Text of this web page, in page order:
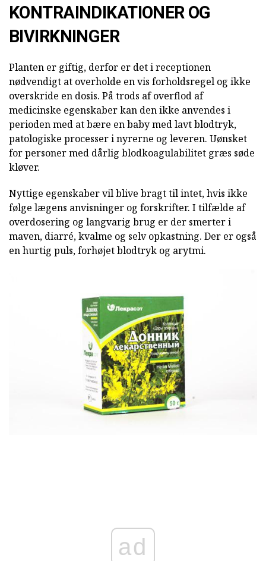
KONTRAINDIKATIONER OG
BIVIRKNINGER
Planten er giftig, derfor er det i receptionen
nødvendigt at overholde en vis forholdsregel og ikke
overskride en dosis. På trods af overflod af
medicinske egenskaber kan den ikke anvendes i
perioden med at bære en baby med lavt blodtryk,
patologiske processer i nyrerne og leveren. Uønsket
for personer med dårlig blodkoagulabilitet græs søde
kløver.
Nyttige egenskaber vil blive bragt til intet, hvis ikke
følge lægens anvisninger og forskrifter. I tilfælde af
overdosering og langvarig brug er der smerter i
maven, diarré, kvalme og selv opkastning. Der er også
en hurtig puls, forhøjet blodtryk og arytmi.
ad